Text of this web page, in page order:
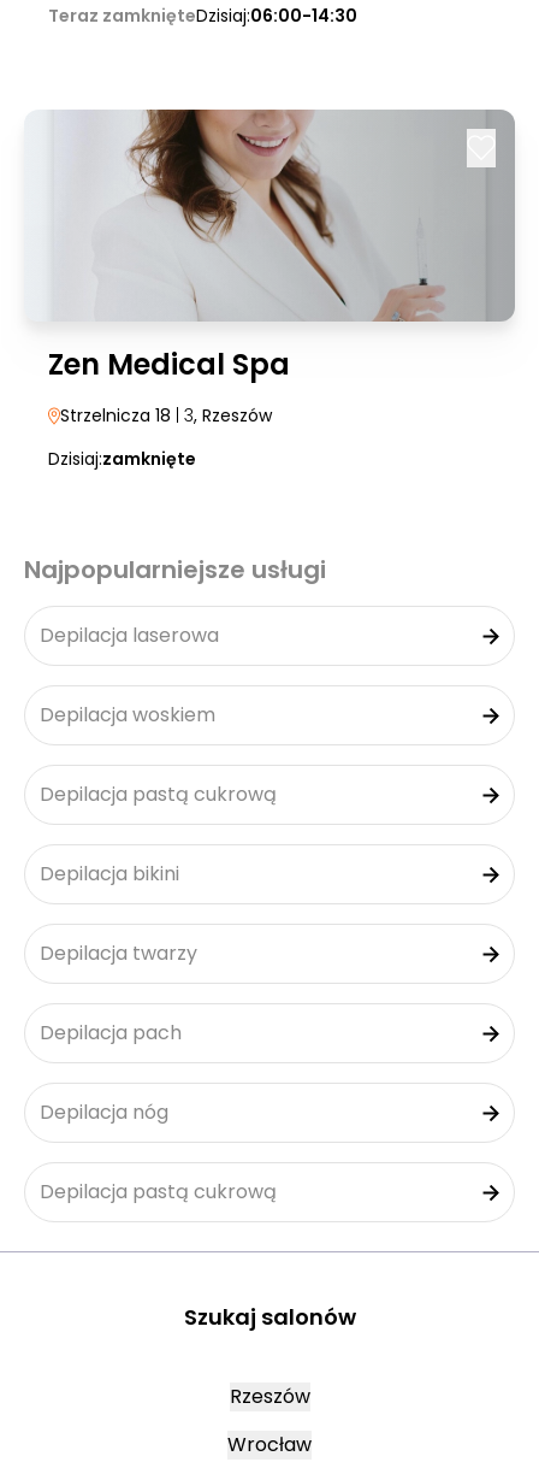
Teraz zamknięteDzisiaj:06:00-14:30
Zen Medical Spa
Strzelnicza 18 | 3, Rzeszów
Dzisiaj:zamknięte
Najpopularniejsze usługi
Depilacja laserowa
Depilacja woskiem
Depilacja pastą cukrową
Depilacja bikini
Depilacja twarzy
Depilacja pach
Depilacja nóg
Depilacja pastą cukrową
Szukaj salonów
Rzeszów
Wrocław